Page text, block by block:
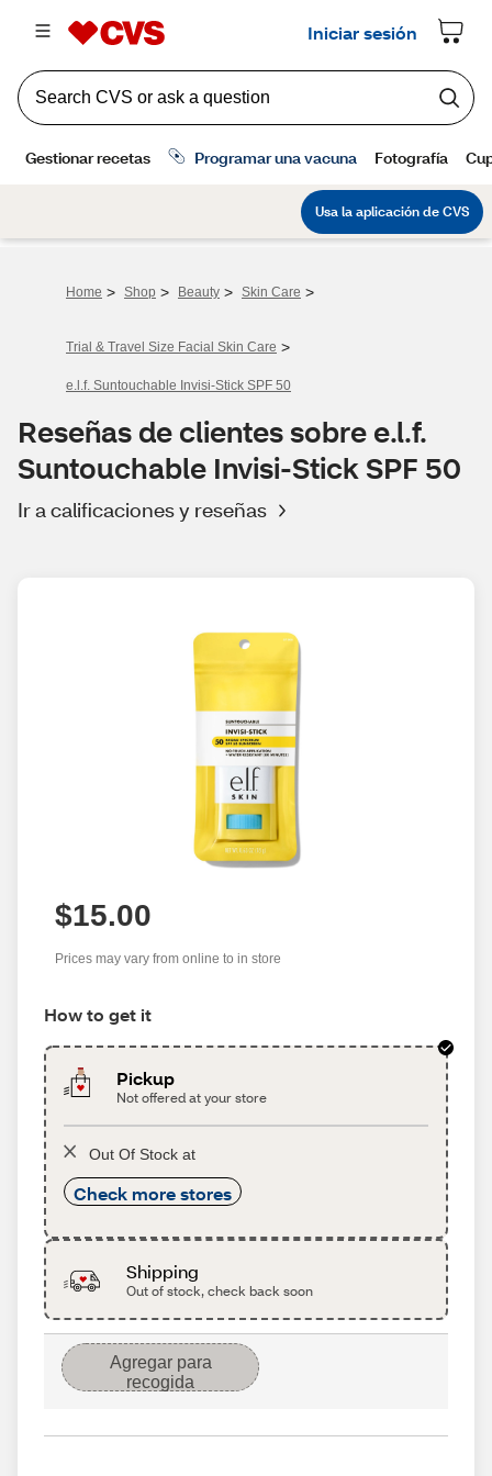
Home > Shop > Beauty > Skin Care >
Trial & Travel Size Facial Skin Care >
e.l.f. Suntouchable Invisi-Stick SPF 50
Reseñas de clientes sobre e.l.f.
Suntouchable Invisi-Stick SPF 50
Ir a calificaciones y reseñas
$15.00
Prices may vary from online to in store
How to get it
Pickup
Not offered at your store
Out Of Stock at
Check more stores
Shipping
Out of stock, check back soon
Agregar para
recogida